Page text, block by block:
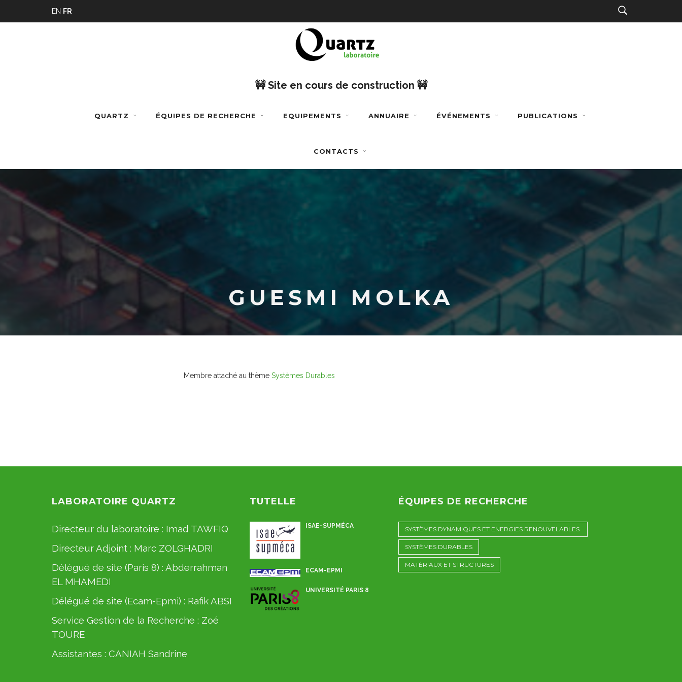
EN FR
🚧 Site en cours de construction 🚧
QUARTZ ÉQUIPES DE RECHERCHE EQUIPEMENTS ANNUAIRE ÉVÉNEMENTS PUBLICATIONS
CONTACTS
GUESMI MOLKA
Membre attaché au thème Systèmes Durables
LABORATOIRE QUARTZ
Directeur du laboratoire : Imad TAWFIQ
Directeur Adjoint : Marc ZOLGHADRI
Délégué de site (Paris 8) : Abderrahman
EL MHAMEDI
Délégué de site (Ecam-Epmi) : Rafik ABSI
Service Gestion de la Recherche : Zoé
TOURE
Assistantes : CANIAH Sandrine
TUTELLE
ISAE-SUPMÉCA
ECAM-EPMI
UNIVERSITÉ PARIS 8
ÉQUIPES DE RECHERCHE
SYSTÈMES DYNAMIQUES ET ENERGIES RENOUVELABLES
SYSTÈMES DURABLES
MATÉRIAUX ET STRUCTURES